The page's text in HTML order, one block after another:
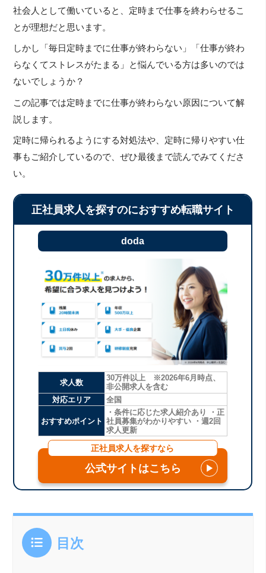
社会人として働いていると、定時まで仕事を終わらせるこ
とが理想だと思います。
しかし「毎日定時までに仕事が終わらない」「仕事が終わ
らなくてストレスがたまる」と悩んでいる方は多いのでは
ないでしょうか？
この記事では定時までに仕事が終わらない原因について解
説します。
定時に帰られるようにする対処法や、定時に帰りやすい仕
事もご紹介しているので、ぜひ最後まで読んでみてくださ
い。
正社員求人を探すのにおすすめ転職サイト
doda
求人数
30万件以上 ※2026年6月時点、
非公開求人を含む
対応エリア
全国
おすすめポイント
・条件に応じた求人紹介あり ・正
社員募集がわかりやすい ・週2回
求人更新
正社員求人を探すなら
公式サイトはこちら ▶
目次